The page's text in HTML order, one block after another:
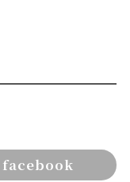
facebook